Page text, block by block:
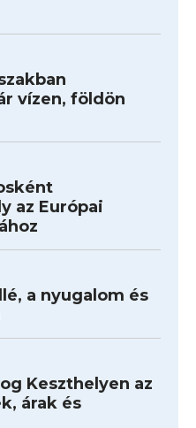
vízen, földön
az Európai
a nyugalom és
Keszthelyen az
árak és